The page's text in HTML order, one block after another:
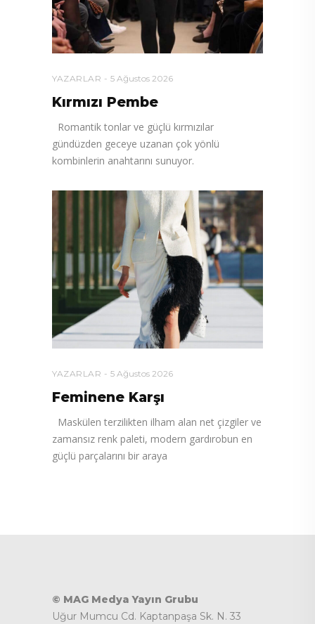
YAZARLAR 5 Ağustos 2026
Kırmızı Pembe
Romantik tonlar ve güçlü kırmızılar
gündüzden geceye uzanan çok yönlü
kombinlerin anahtarını sunuyor.
YAZARLAR 5 Ağustos 2026
Feminene Karşı
Maskülen terzilikten ilham alan net çizgiler ve
zamansız renk paleti, modern gardırobun en
güçlü parçalarını bir araya
© MAG Medya Yayın Grubu
Uğur Mumcu Cd. Kaptanpaşa Sk. N. 33